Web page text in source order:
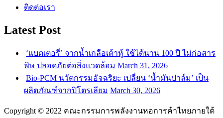
ติดต่อเรา
Latest Post
‘แบตเตอรี่’ จากน้ำเกลือเต้าหู้ ใช้ได้นาน 100 ปี ไม่ก่อสาร
พิษ ปลอดภัยต่อสิ่งแวดล้อม March 31, 2026
Bio-PCM นวัตกรรมอัจฉริยะ เปลี่ยน ‘น้ำมันปาล์ม’ เป็น
ผลิตภัณฑ์จากปิโตรเลียม March 30, 2026
Copyright © 2022 คณะกรรมการพลังงานหอการค้าไทยภายใต้